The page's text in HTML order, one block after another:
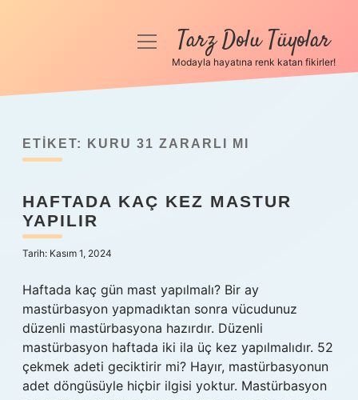
Anasayfa
Yasal Uyarı
Hakkımızda
menüyüTarz Dolu Tüyolar
Modayla hayatına renk katan fikirler!
ETIKET: KURU 31 ZARARLI MI
HAFTADA KAÇ KEZ MASTUR
YAPILIR
Tarih: Kasım 1, 2024
Haftada kaç gün mast yapılmalı? Bir ay
mastürbasyon yapmadıktan sonra vücudunuz
düzenli mastürbasyona hazırdır. Düzenli
mastürbasyon haftada iki ila üç kez yapılmalıdır. 52
çekmek adeti geciktirir mi? Hayır, mastürbasyonun
adet döngüsüyle hiçbir ilgisi yoktur. Mastürbasyon